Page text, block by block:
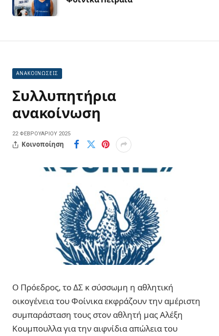
ΑΝΑΚΟΙΝΩΣΕΙΣ
Συλλυπητήρια
ανακοίνωση
22 ΦΕΒΡΟΥΑΡΊΟΥ 2025
Κοινοποίηση
Ο Πρόεδρος, το ΔΣ κ σύσσωμη η αθλητική
οικογένεια του Φοίνικα εκφράζουν την αμέριστη
συμπαράσταση τους στον αθλητή μας Αλέξη
Κουμπουλλα για την αιφνίδια απώλεια του